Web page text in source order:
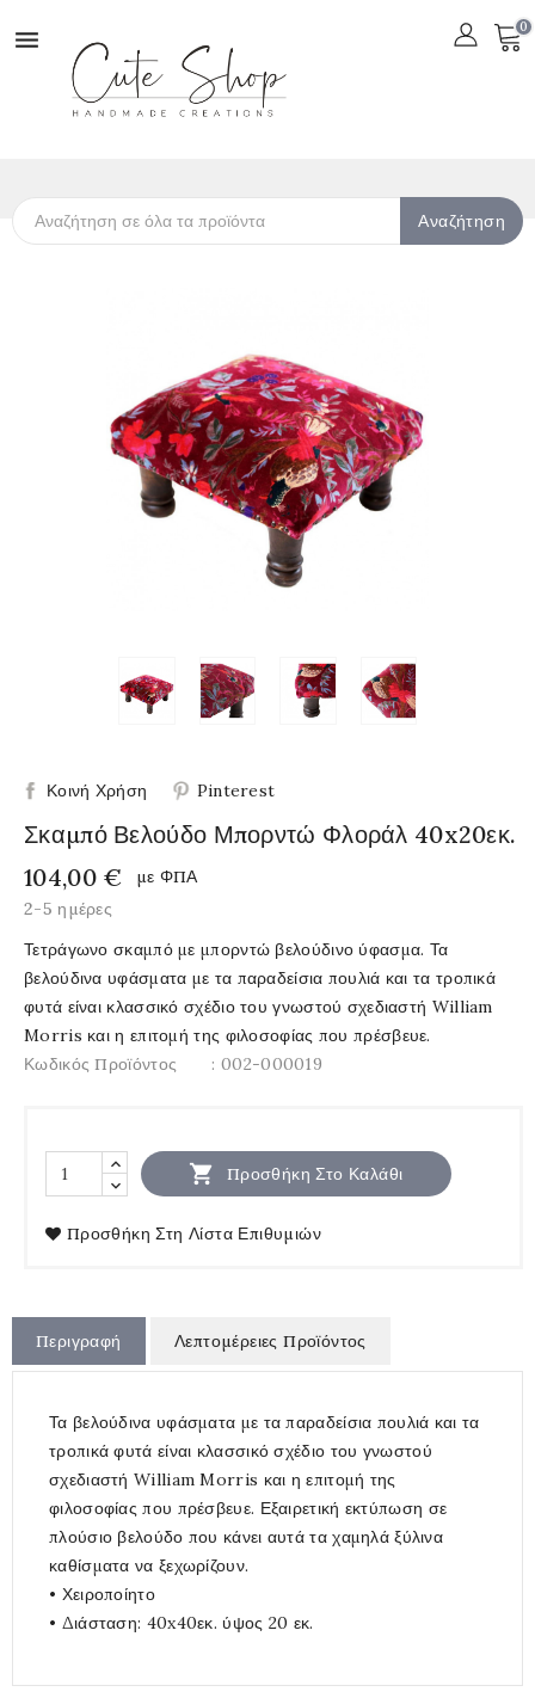
 0
Αναζήτηση
Κοινή Χρήση Pinterest
Σκαμπό Βελούδο Μπορντώ Φλοράλ 40x20εκ.
104,00 €
με ΦΠΑ
2-5 ημέρες
Τετράγωνο σκαμπό με μπορντώ βελούδινο ύφασμα. Τα
βελούδινα υφάσματα με τα παραδείσια πουλιά και τα τροπικά
φυτά είναι κλασσικό σχέδιο του γνωστού σχεδιαστή William
Morris και η επιτομή της φιλοσοφίας που πρέσβευε.
Κωδικός Προϊόντος
: 002-000019
 Προσθήκη Στο Καλάθι
Προσθήκη Στη Λίστα Επιθυμιών
Περιγραφή Λεπτομέρειες Προϊόντος
Τα βελούδινα υφάσματα με τα παραδείσια πουλιά και τα
τροπικά φυτά είναι κλασσικό σχέδιο του γνωστού
σχεδιαστή William Morris και η επιτομή της
φιλοσοφίας που πρέσβευε. Εξαιρετική εκτύπωση σε
πλούσιο βελούδο που κάνει αυτά τα χαμηλά ξύλινα
καθίσματα να ξεχωρίζουν.
• Χειροποίητο
• Διάσταση: 40x40εκ. ύψος 20 εκ.